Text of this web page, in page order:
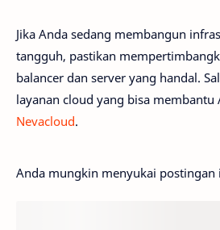
Jika Anda sedang membangun
tangguh, pastikan
balancer dan server yang handal.
layanan cloud yang bisa membantu
Nevacloud.
Anda mungkin menyukai postingan